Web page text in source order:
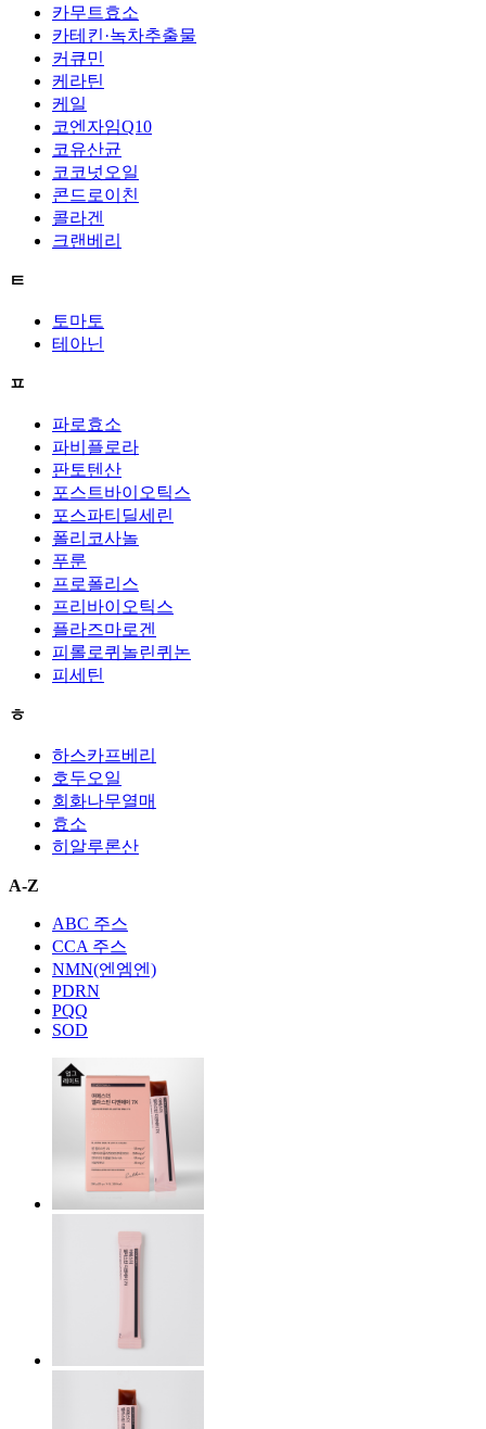
카무트효소
카테킨·녹차추출물
커큐민
케라틴
케일
코엔자임Q10
코유산균
코코넛오일
콘드로이친
콜라겐
크랜베리
ㅌ
토마토
테아닌
ㅍ
파로효소
파비플로라
판토텐산
포스트바이오틱스
포스파티딜세린
폴리코사놀
푸룬
프로폴리스
프리바이오틱스
플라즈마로겐
피롤로퀴놀린퀴논
피세틴
ㅎ
하스카프베리
호두오일
회화나무열매
효소
히알루론산
A-Z
ABC 주스
CCA 주스
NMN(엔엠엔)
PDRN
PQQ
SOD